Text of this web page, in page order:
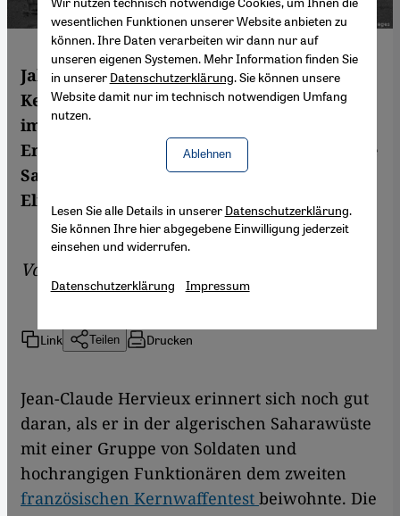
Jahrzehnte nach dem ersten französischen
Kernwaffentest in Algerien warten noch
immer Tausende Opfer auf staatliche
Entschädigung. Warum lässt Frankreich die
Sache schleifen? Aus Paris informiert
Elizabeth Bryant.
Von
Link Teilen Drucken
Jean-Claude Hervieux erinnert sich noch gut
daran, als er in der algerischen Saharawüste
mit einer Gruppe von Soldaten und
hochrangigen Funktionären dem zweiten
französischen Kernwaffentest beiwohnte. Die
wesentlichen Funktionen unserer Website anbieten zu
können. Ihre Daten verarbeiten wir dann nur auf
unseren eigenen Systemen. Mehr Information finden Sie
in unserer Datenschutzerklärung. Sie können unsere
Website damit nur im technisch notwendigen Umfang
nutzen.
Ablehnen
Lesen Sie alle Details in unserer Datenschutzerklärung.
Sie können Ihre hier abgegebene Einwilligung jederzeit
einsehen und widerrufen.
Datenschutzerklärung Impressum